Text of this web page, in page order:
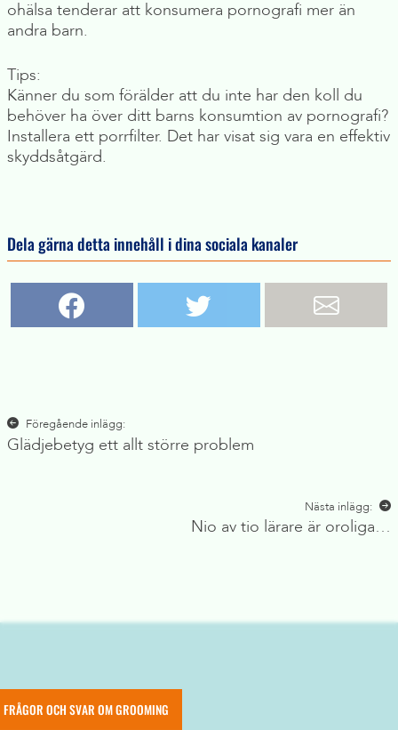
ohälsa tenderar att konsumera pornografi mer än
andra barn.
Tips:
Känner du som förälder att du inte har den koll du
behöver ha över ditt barns konsumtion av pornografi?
Installera ett porrfilter. Det har visat sig vara en effektiv
skyddsåtgärd.
Dela gärna detta innehåll i dina sociala kanaler
Inläggsnavigering
Föregående inlägg:
Glädjebetyg ett allt större problem
Nästa inlägg:
Nio av tio lärare är oroliga…
FRÅGOR OCH SVAR OM GROOMING